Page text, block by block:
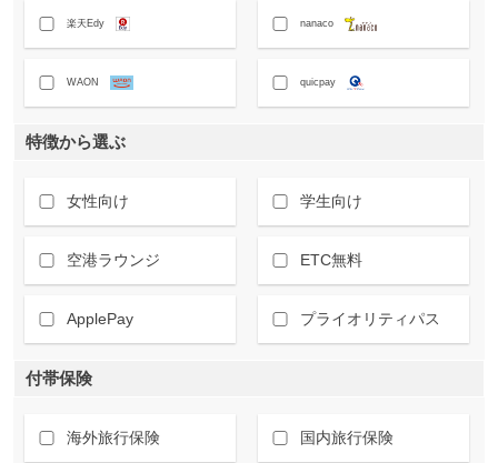
楽天Edy nanaco
WAON quicpay
特徴から選ぶ
女性向け 学生向け
空港ラウンジ ETC無料
ApplePay プライオリティパス
付帯保険
海外旅行保険 国内旅行保険